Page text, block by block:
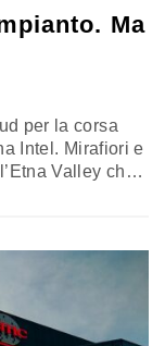
Ma
per la corsa
Intel. Mirafiori e
Valley che